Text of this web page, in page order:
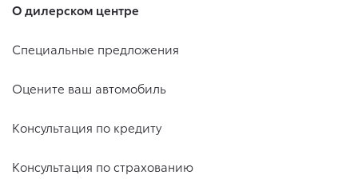
О дилерском центре
Специальные предложения
Оцените ваш автомобиль
Консультация по кредиту
Консультация по страхованию